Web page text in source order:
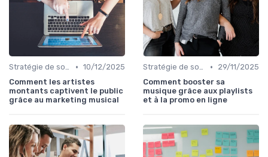
Stratégie de sortie et promotion • 10/12/2025
Comment les artistes
montants captivent le public
grâce au marketing musical
Stratégie de sortie et promotion •
29/11/2025
Comment booster sa
musique grâce aux playlists
et à la promo en ligne